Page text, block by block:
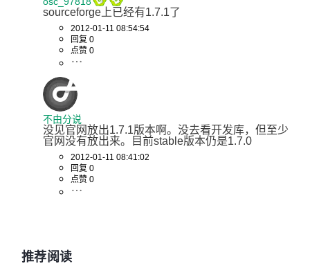
sourceforge上已经有1.7.1了
2012-01-11 08:54:54
回复 0
点赞 0
不由分说
没见官网放出1.7.1版本啊。没去看开发库，但至少
官网没有放出来。目前stable版本仍是1.7.0
2012-01-11 08:41:02
回复 0
点赞 0
推荐阅读